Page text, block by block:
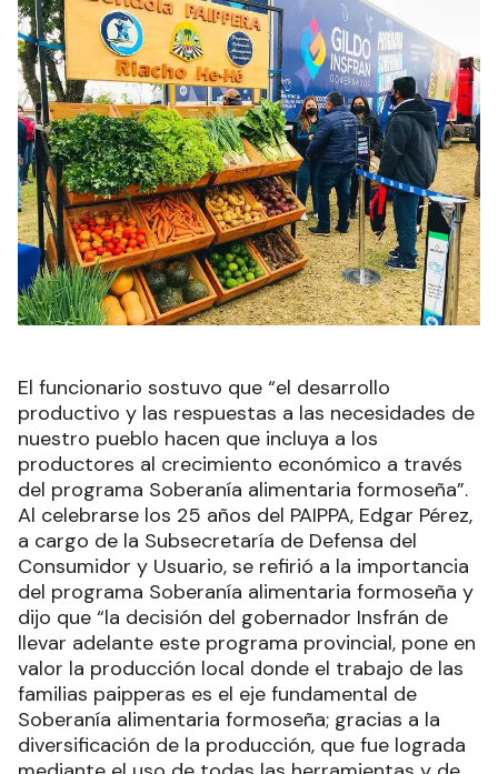
El funcionario sostuvo que “el desarrollo
productivo y las respuestas a las necesidades de
nuestro pueblo hacen que incluya a los
productores al crecimiento económico a través
del programa Soberanía alimentaria formoseña”.
Al celebrarse los 25 años del PAIPPA, Edgar Pérez,
a cargo de la Subsecretaría de Defensa del
Consumidor y Usuario, se refirió a la importancia
del programa Soberanía alimentaria formoseña y
dijo que “la decisión del gobernador Insfrán de
llevar adelante este programa provincial, pone en
valor la producción local donde el trabajo de las
familias paipperas es el eje fundamental de
Soberanía alimentaria formoseña; gracias a la
diversificación de la producción, que fue lograda